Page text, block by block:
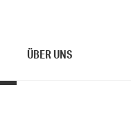
ÜBER UNS